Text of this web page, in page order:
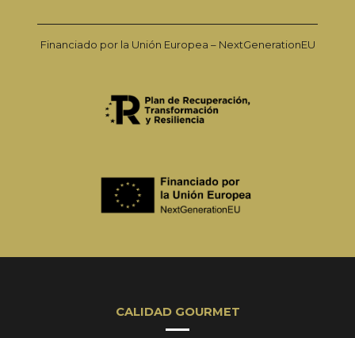
Financiado por la Unión Europea – NextGenerationEU
CALIDAD GOURMET